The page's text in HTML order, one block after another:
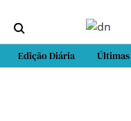
Edição Diária Últimas